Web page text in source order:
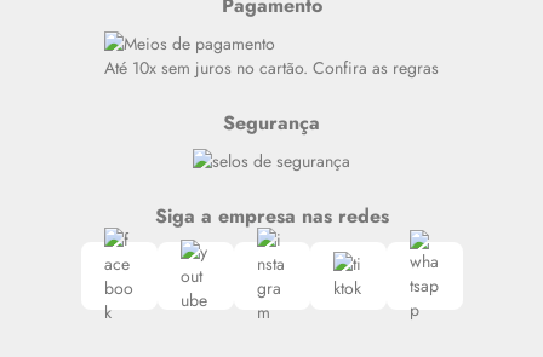
Siga nosso canal no Whatsapp
Até 10x sem juros no cartão. Confira as regras
Segurança
Siga a empresa nas redes